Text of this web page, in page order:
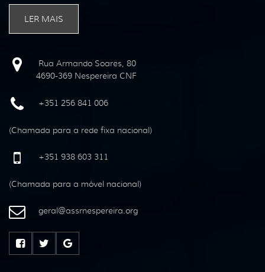
LER MAIS
Rua Armando Soares, 80
4690-369 Nespereira CNF
+351 256 841 006
(Chamada para a rede fixa nacional)
+351 938 603 311
(Chamada para a móvel nacional)
geral@assrnespereira.org